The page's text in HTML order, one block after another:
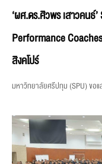
‘ผศ.ดร.ศิวพร เสาวคนธ์
Performance
สิงคโปร์
มหาวิทยาลัยศรีปทุม (SPU) ขอ